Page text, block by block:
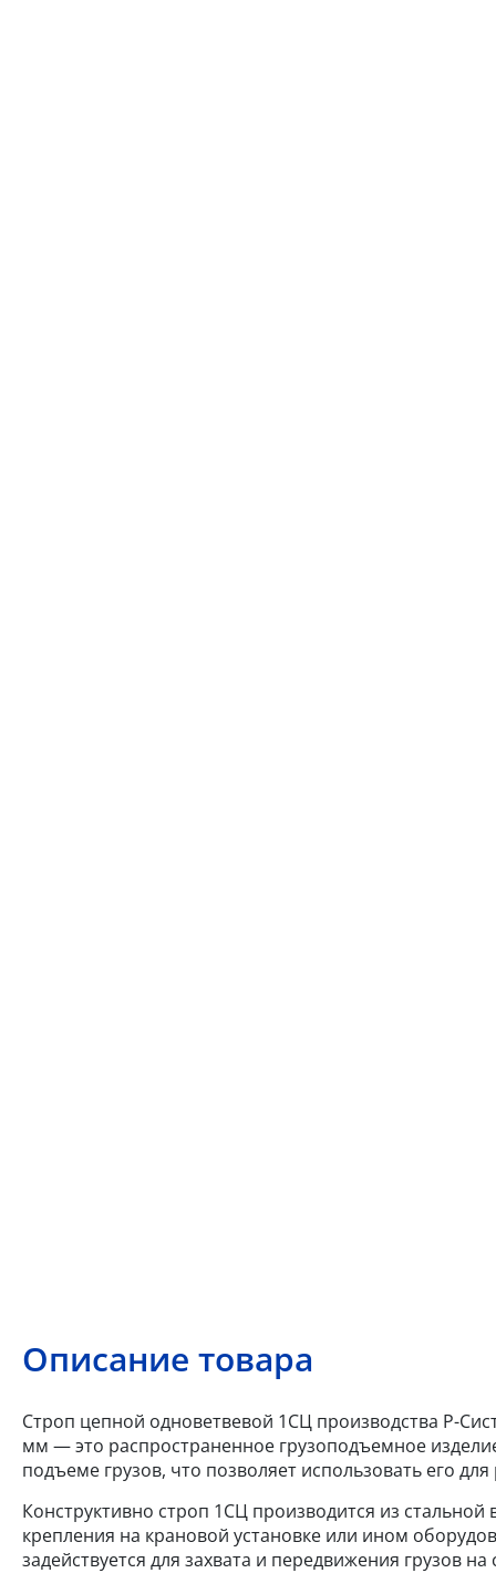
Описание товара
Строп цепной одноветвевой 1СЦ производства Р-
мм — это распространенное грузоподъемное
подъеме грузов, что позволяет использовать его
Конструктивно строп 1СЦ производится из
крепления на крановой установке или ином
задействуется для захвата и передвижения грузов